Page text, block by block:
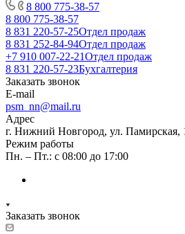
8 800 775-38-57
8 800 775-38-57
8 831 220-57-25Отдел продаж
8 831 252-84-94Отдел продаж
+7 910 007-22-21Отдел продаж
8 831 220-57-23Бухгалтерия
Заказать звонок
E-mail
psm_nn@mail.ru
Адрес
г. Нижний Новгород, ул. Памирская,
Режим работы
Пн. – Пт.: с 08:00 до 17:00
Заказать звонок